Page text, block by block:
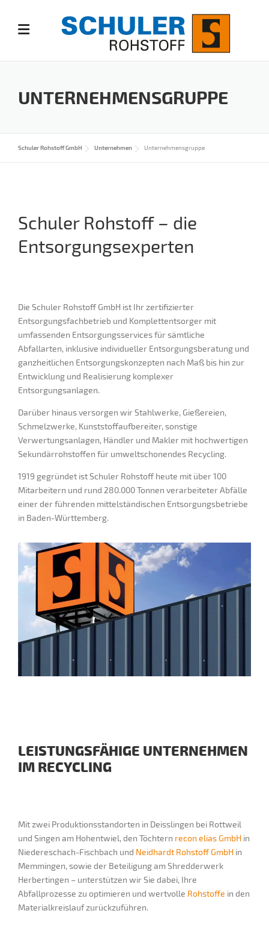
content
UNTERNEHMENSGRUPPE
Schuler Rohstoff GmbH Unternehmen Unternehmensgruppe
Schuler Rohstoff – die
Entsorgungsexperten
Die Schuler Rohstoff GmbH ist Ihr zertifizierter
Entsorgungsfachbetrieb und Komplettentsorger mit
umfassenden Entsorgungsservices für sämtliche
Abfallarten, inklusive individueller Entsorgungsberatung und
ganzheitlichen Entsorgungskonzepten nach Maß bis hin zur
Entwicklung und Realisierung komplexer
Entsorgungsanlagen.
Darüber hinaus versorgen wir Stahlwerke, Gießereien,
Schmelzwerke, Kunststoffaufbereiter, sonstige
Verwertungsanlagen, Händler und Makler mit hochwertigen
Sekundärrohstoffen für umweltschonendes Recycling.
1919 gegründet ist Schuler Rohstoff heute mit über 100
Mitarbeitern und rund 280.000 Tonnen verarbeiteter Abfälle
einer der führenden mittelständischen Entsorgungsbetriebe
in Baden-Württemberg.
LEISTUNGSFÄHIGE UNTERNEHMEN
IM RECYCLING
Mit zwei Produktionsstandorten in Deisslingen bei Rottweil
und Singen am Hohentwiel, den Töchtern recon elias GmbH in
Niedereschach-Fischbach und Neidhardt Rohstoff GmbH in
Memmingen, sowie der Beteiligung am Shredderwerk
Herbertingen – unterstützen wir Sie dabei, Ihre
Abfallprozesse zu optimieren und wertvolle Rohstoffe in den
Materialkreislauf zurückzuführen.